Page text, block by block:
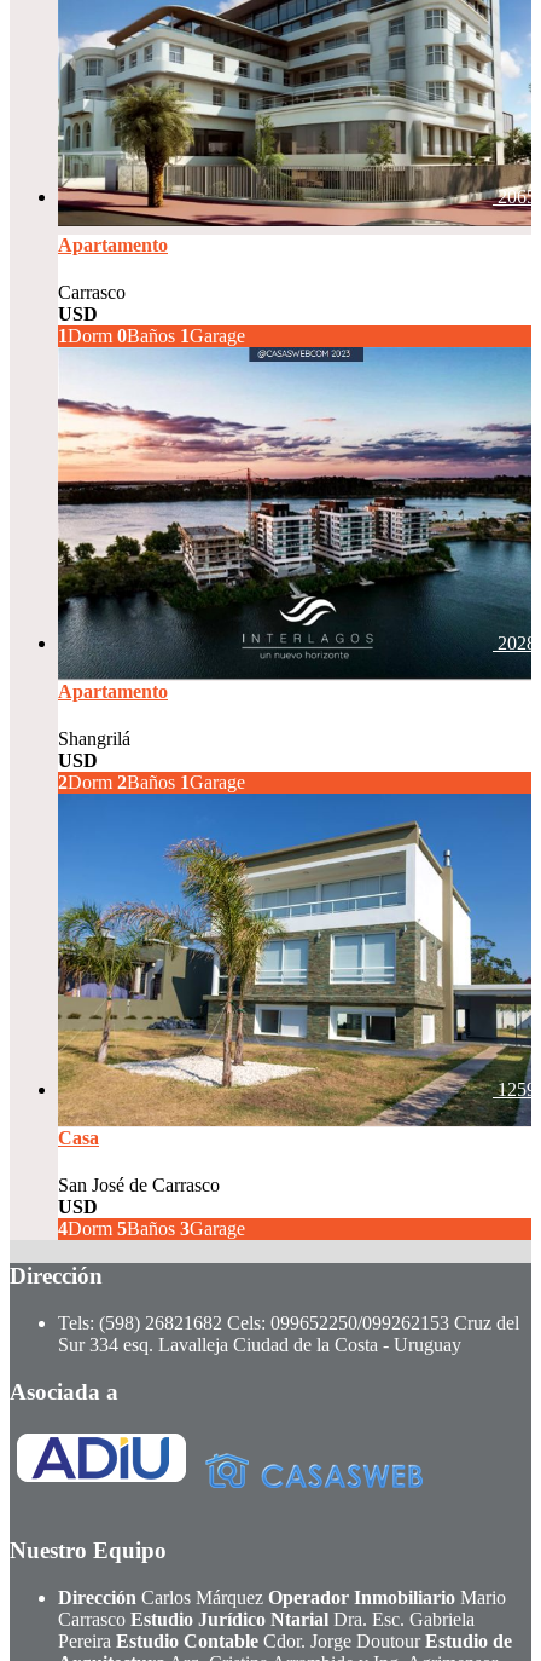
Apartamento
Carrasco
USD
1Dorm 0Baños 1Garage
Apartamento
Shangrilá
USD
2Dorm 2Baños 1Garage
Casa
San José de Carrasco
USD
4Dorm 5Baños 3Garage
Dirección
Tels: (598) 26821682 Cels: 099652250/099262153 Cruz del
Sur 334 esq. Lavalleja Ciudad de la Costa - Uruguay
Asociada a
Nuestro Equipo
Dirección Carlos Márquez Operador Inmobiliario Mario
Carrasco Estudio Jurídico Ntarial Dra. Esc. Gabriela
Pereira Estudio Contable Cdor. Jorge Doutour Estudio de